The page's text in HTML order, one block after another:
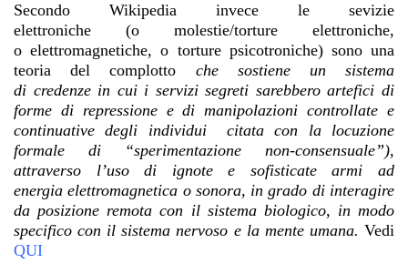
Secondo Wikipedia invece le sevizie
elettroniche (o molestie/torture elettroniche,
o elettromagnetiche, o torture psicotroniche) sono una
teoria del complotto che sostiene un sistema
di credenze in cui i servizi segreti sarebbero artefici di
forme di repressione e di manipolazioni controllate e
continuative degli individui citata con la locuzione
formale di “sperimentazione non-consensuale”),
attraverso l’uso di ignote e sofisticate armi ad
energia elettromagnetica o sonora, in grado di interagire
da posizione remota con il sistema biologico, in modo
specifico con il sistema nervoso e la mente umana. Vedi
QUI